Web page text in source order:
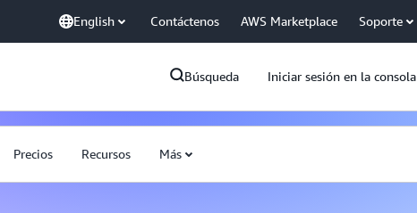
English Contáctenos AWS Marketplace Soporte
Búsqueda Iniciar sesión en la consola
Precios Recursos Más